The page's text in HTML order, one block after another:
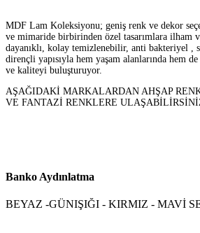
MDF Lam Koleksiyonu; geniş renk ve dekor
ve mimaride birbirinden özel tasarımlara ilham
dayanıklı, kolay temizlenebilir, anti bakteriyel ,
dirençli yapısıyla hem yaşam alanlarında hem de
ve kaliteyi buluşturuyor.
AŞAĞIDAKİ MARKALARDAN AHŞAP
VE FANTAZİ RENKLERE
Banko Aydınlatma
BEYAZ -GÜNIŞIĞI - KIRMIZ - MAVİ